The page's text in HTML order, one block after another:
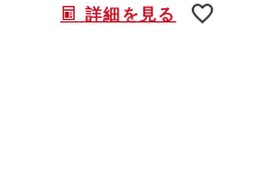
詳細を見る